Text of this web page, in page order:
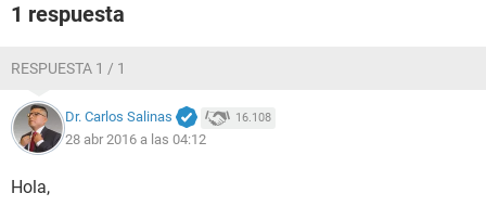
1 respuesta
RESPUESTA 1 / 1
Dr. Carlos Salinas 16.108
28 abr 2016 a las 04:12
Hola,